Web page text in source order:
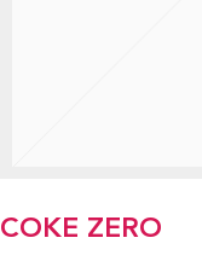
COKE ZERO